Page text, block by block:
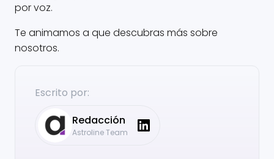
por voz.
Te animamos a que descubras más sobre
nosotros.
Escrito por:
Redacción
Astroline Team